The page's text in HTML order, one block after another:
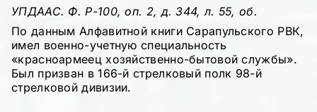
УПДААС. Ф. Р-100, оп. 2, д. 344, л. 55, об.
По данным Алфавитной книги Сарапульского РВК,
имел военно-учетную специальность
«красноармеец хозяйственно-бытовой службы».
Был призван в 166-й стрелковый полк 98-й
стрелковой дивизии.